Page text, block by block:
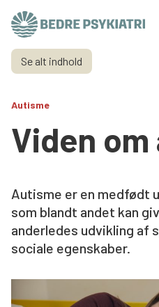
Skip to content
Få hjælp
Tal og fakta
Om os
Presse og politik
Se alt indhold
Autisme
Viden
Autisme er en medfødt
som blandt andet kan
anderledes udvikling af
sociale egenskaber.